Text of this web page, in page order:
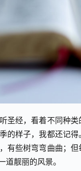
圣经，看着不同种
的样子，我都还记
有些树弯弯曲曲；
靓丽的风景。